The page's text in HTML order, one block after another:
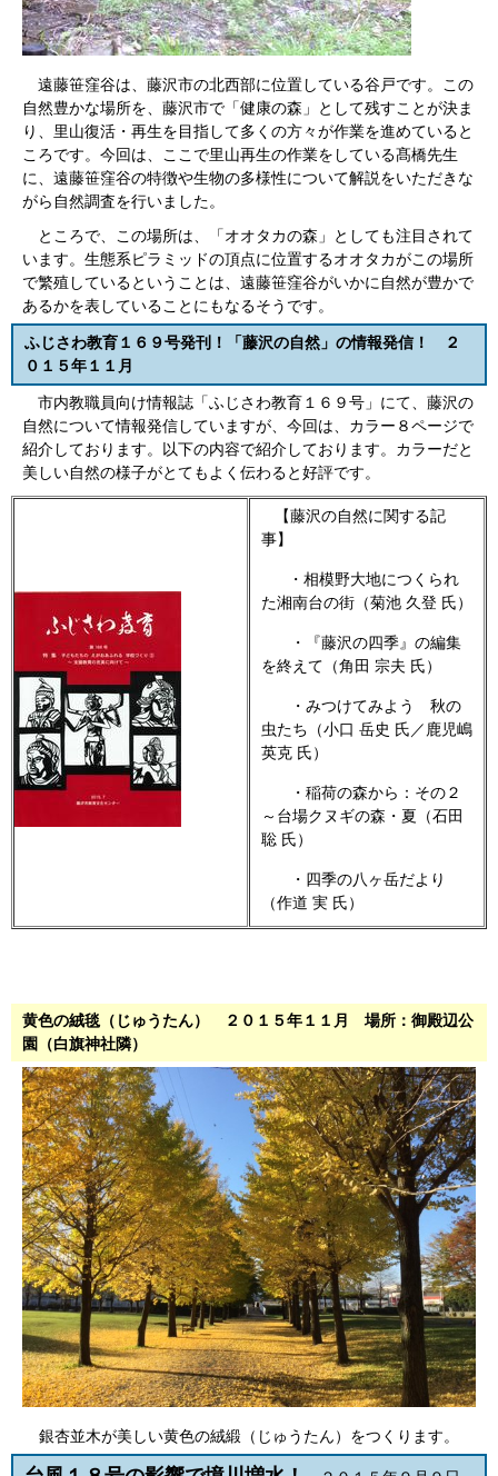
遠藤笹窪谷は、藤沢市の北西部に位置している谷戸です。この
自然豊かな場所を、藤沢市で「健康の森」として残すことが決ま
り、里山復活・再生を目指して多くの方々が作業を進めていると
ころです。今回は、ここで里山再生の作業をしている髙橋先生
に、遠藤笹窪谷の特徴や生物の多様性について解説をいただきな
がら自然調査を行いました。
ところで、この場所は、「オオタカの森」としても注目されて
います。生態系ピラミッドの頂点に位置するオオタカがこの場所
で繁殖しているということは、遠藤笹窪谷がいかに自然が豊かで
あるかを表していることにもなるそうです。
ふじさわ教育１６９号発刊！「藤沢の自然」の情報発信！ ２
０１５年１１月
市内教職員向け情報誌「ふじさわ教育１６９号」にて、藤沢の
自然について情報発信していますが、今回は、カラー８ページで
紹介しております。以下の内容で紹介しております。カラーだと
美しい自然の様子がとてもよく伝わると好評です。
【藤沢の自然に関する記
事】
・相模野大地につくられ
た湘南台の街（菊池 久登 氏）
・『藤沢の四季』の編集
を終えて（角田 宗夫 氏）
・みつけてみよう 秋の
虫たち（小口 岳史 氏／鹿児嶋
英克 氏）
・稲荷の森から：その２
～台場クヌギの森・夏（石田
聡 氏）
・四季の八ヶ岳だより
（作道 実 氏）
黄色の絨毯（じゅうたん） ２０１５年１１月 場所：御殿辺公
園（白旗神社隣）
銀杏並木が美しい黄色の絨緞（じゅうたん）をつくります。